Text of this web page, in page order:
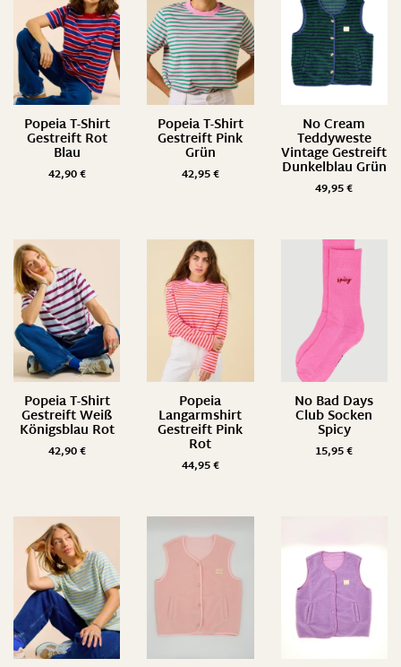
Popeia T-Shirt
Gestreift Rot
Blau
42,90€
Popeia T-Shirt
Gestreift Pink
Grün
42,95€
No Cream
Teddyweste
Vintage Gestreift
Dunkelblau Grün
49,95€
Popeia T-Shirt
Gestreift Weiß
Königsblau Rot
42,90€
Popeia
Langarmshirt
Gestreift Pink
Rot
44,95€
No Bad Days
Club Socken
Spicy
15,95€